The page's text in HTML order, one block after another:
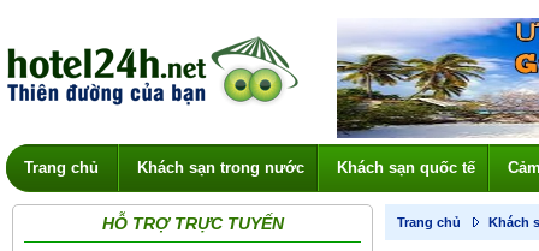
Trang chủ Khách sạn trong nước Khách sạn quốc tế
HỖ TRỢ TRỰC TUYẾN Trang chủ Khách